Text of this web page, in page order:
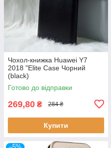
Чохол-книжка Huawei Y7
2018 "Elite Case Чорний
(black)
Готово до відправки
269,80 ₴ 284 ₴
Купити